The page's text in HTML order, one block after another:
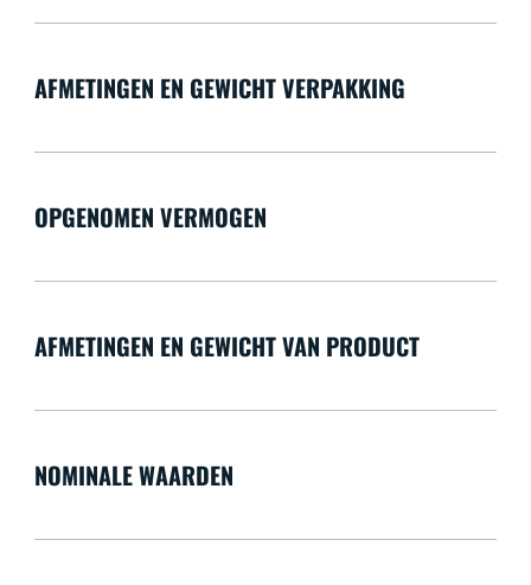
AFMETINGEN EN GEWICHT VERPAKKING
OPGENOMEN VERMOGEN
AFMETINGEN EN GEWICHT VAN PRODUCT
NOMINALE WAARDEN